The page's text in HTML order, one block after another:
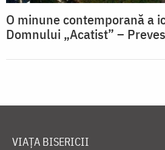
O minune contemporană a
Domnului „Acatist” –
VIAȚA BISERICII